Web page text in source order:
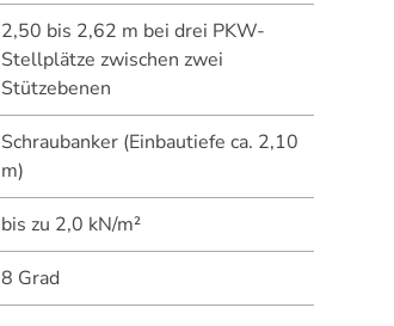
2,50 bis 2,62 m bei drei PKW-
Stellplätze zwischen zwei
Stützebenen
Schraubanker (Einbautiefe ca. 2,10
m)
bis zu 2,0 kN/m²
8 Grad